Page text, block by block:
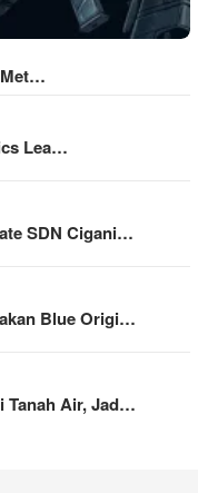
Met…
Lea…
SDN Cigani…
Blue Origi…
Tanah Air, Jad…